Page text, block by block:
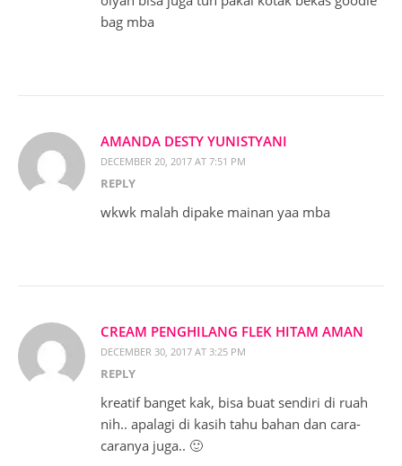
bag mba
AMANDA DESTY YUNISTYANI
DECEMBER 20, 2017 AT 7:51 PM
REPLY
wkwk malah dipake mainan yaa mba
CREAM PENGHILANG FLEK HITAM AMAN
DECEMBER 30, 2017 AT 3:25 PM
REPLY
kreatif banget kak, bisa buat sendiri di ruah
nih.. apalagi di kasih tahu bahan dan cara-
caranya juga.. 🙂